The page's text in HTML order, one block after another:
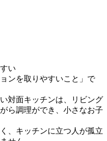
い
ンを取りやすいこと」で
対面キッチンは、リビング
ら調理ができ、小さなお子
、キッチンに立つ人が孤立